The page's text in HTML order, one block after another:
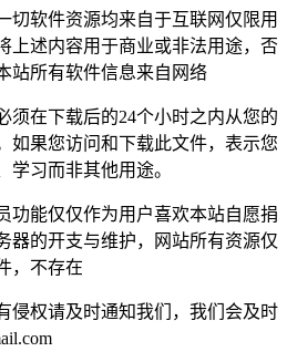
切软件资源均来自于互联网仅限用
上述内容用于商业或非法用途，否
站所有软件信息来自网络
须在下载后的24个小时之内从您的
如果您访问和下载此文件，表示您
学习而非其他用途。
功能仅仅作为用户喜欢本站自愿捐
器的开支与维护，网站所有资源仅
，不存在
侵权请及时通知我们，我们会及时